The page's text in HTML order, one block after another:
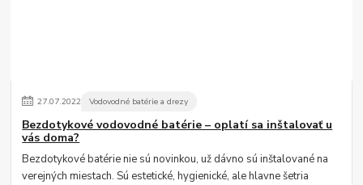
27.07.2022 Vodovodné batérie a drezy
Bezdotykové vodovodné batérie – oplatí sa inštalovať u
vás doma?
Bezdotykové batérie nie sú novinkou, už dávno sú inštalované na
verejných miestach. Sú estetické, hygienické, ale hlavne šetria